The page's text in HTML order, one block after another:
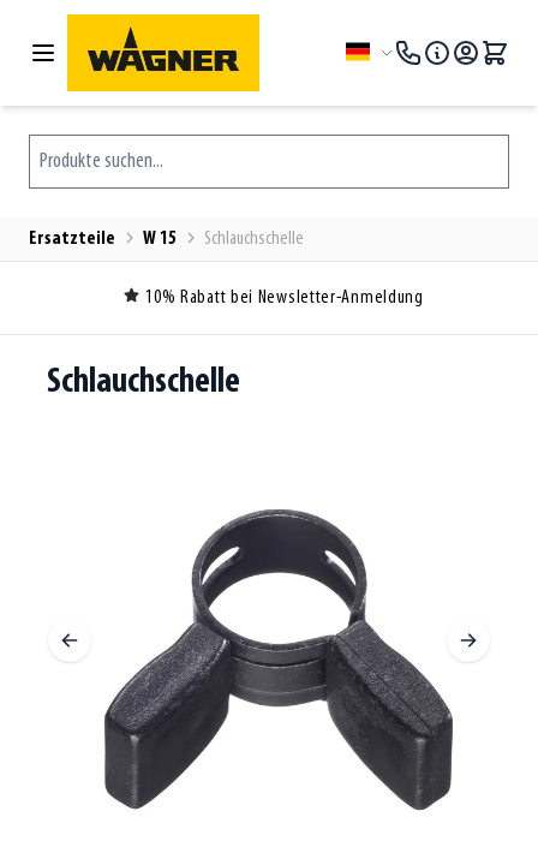
Zum Inhalt springen
Sprache
Produkte suchen...
Ersatzteile W 15 Schlauchschelle
10% Rabatt bei Newsletter-Anmeldung
Schlauchschelle